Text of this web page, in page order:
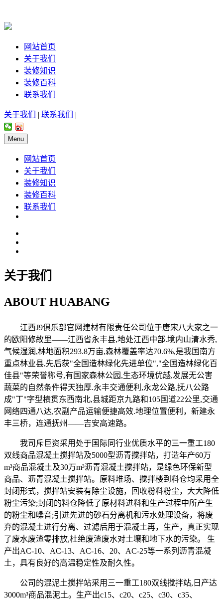
网站首页
关于我们
装修知识
装修百科
联系我们
关于我们 | 联系我们 |
Menu
网站首页
关于我们
装修知识
装修百科
联系我们
关于我们
ABOUT HUABANG
江西J9俱乐部官网建材有限责任公司位于唐宋八大家之一
的欧阳修故里——江西省永丰县,地处江西中部.境内山清水秀,
气候湿润,林地面积293.8万亩,森林覆盖率达70.6%,是我国南方
重点林业县,先后获"全国造林绿化先进单位","全国造林绿化百
佳县"等荣誉称号,有国家森林公园,生态环境优越,发展无公害
蔬菜的自然条件得天独厚.永丰交通便利,永龙公路,抚八公路
成"丁"字型横贯东西南北,县城距京九路和105国道22公里,交通
网络四通八达,农副产品运输便捷高效.地理位置便利，新建永
丰三桥，连通抚州——吉安高速路。
我司斥巨资采用处于国际同行业优质水平的三一重工180
双线商品混凝土搅拌站及5000型沥青搅拌站，打造年产60万
m³商品混凝土及30万m³沥青混凝土搅拌站，是绿色环保新型
商品、沥青混凝土搅拌站。原料堆场、搅拌楼到料仓均采用全
封闭形式，搅拌站安装有除尘设施，回收粉料粉尘，大大降低
粉尘污染;封闭的料仓降低了原材料进料和生产过程中所产生
的粉尘和噪音;引进先进的砂石分离机和污水处理设备，将废
弃的混凝土进行分离、过滤后用于混凝土再，生产，真正实现
了废水废渣零排放,杜绝废渣废水对土壤和地下水的污染。 生
产出AC-10、AC-13、AC-16、20、AC-25等一系列沥青混凝
土，具有良好的高温稳定性及耐久性。
公司的混泥土搅拌站采用三一重工180双线搅拌站,日产达
3000m³商品混泥土。生产出c15、c20、c25、c30、c35、